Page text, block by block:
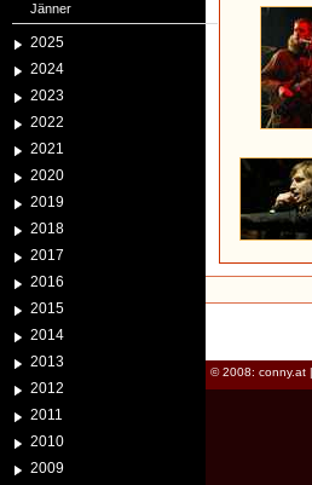
Jänner
2025
2024
2023
2022
2021
2020
2019
2018
2017
2016
2015
2014
2013
2012
2011
2010
2009
© 2008: conny.at |